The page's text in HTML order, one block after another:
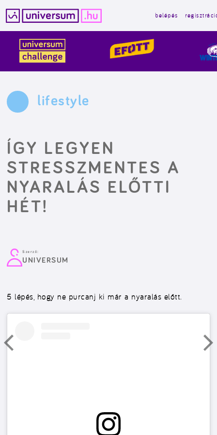
tartalomba
belépés
lifestyle
ÍGY LEGYEN
STRESSZMENTES A
NYARALÁS ELŐTTI
HÉT!
Szerző:
UNIVERSUM
5 lépés, hogy ne purcanj ki már a nyaralás előtt.